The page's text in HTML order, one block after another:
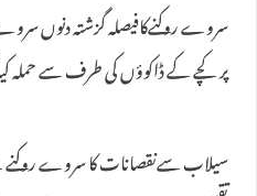
سروے روکنےکافیصلہ گزشتہ دنوں
پر کچے کے ڈاکوؤں کی طرف سے حملہ
سیلاب سےنقصانات کا سروے روکنے